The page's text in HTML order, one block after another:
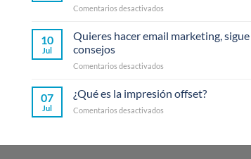
Comentarios desactivadosen
ejemplos
de
marketing
rompieron
10
Jul
Quieres hacer email marketing,
consejos
Comentarios desactivadosen
hacer
email
marketing,
07
Jul
¿Qué es la impresión offset?
Comentarios desactivadosen
la